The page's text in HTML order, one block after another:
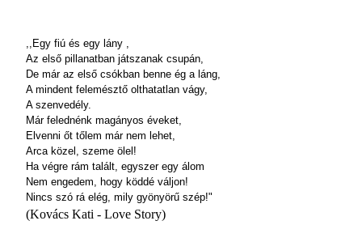
,,Egy fiú és egy lány ,
Az első pillanatban játszanak csupán,
De már az első csókban benne ég a láng,
A mindent felemésztő olthatatlan vágy,
A szenvedély.
Már felednénk magányos éveket,
Elvenni őt tőlem már nem lehet,
Arca közel, szeme ölel!
Ha végre rám talált, egyszer egy álom
Nem engedem, hogy köddé váljon!
Nincs szó rá elég, mily gyönyörű szép!"
(Kovács Kati - Love Story)